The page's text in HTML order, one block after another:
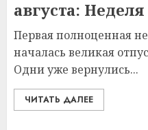
августа:
Первая полноценная
началась великая
Одни уже вернулись...
ЧИТАТЬ ДАЛЕЕ